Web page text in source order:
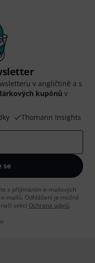
v angličtině a s
kupónů v
Thomann Insights
se
s přijímáním e-mailových
mailů. Odhlášení je možné
sekci Ochrana údajů.